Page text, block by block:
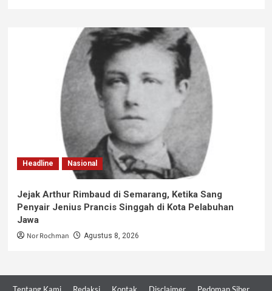
Headline Nasional
Jejak Arthur Rimbaud di Semarang, Ketika Sang
Penyair Jenius Prancis Singgah di Kota Pelabuhan
Jawa
Nor Rochman Agustus 8, 2026